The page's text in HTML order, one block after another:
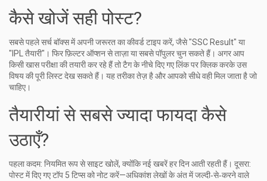
कैसे खोजें सही पोस्ट?
सबसे पहले सर्च बॉक्स में अपनी जरूरत का कीवर्ड टाइप करें, जैसे "SSC Result" या
"IPL तैयारी"। फिर फ़िल्टर ऑप्शन से ताज़ा या सबसे पॉपुलर चुन सकते हैं। अगर आप
किसी खास परीक्षा की तयारी कर रहे हैं तो टैग के नीचे दिए गए लिंक पर क्लिक करके उस
विषय की पूरी लिस्ट देख सकते हैं। यह तरीका तेज़ है और आपको सीधे वही मिल जाता है जो
चाहिए।
तैयारीयां से सबसे ज्यादा फायदा कैसे
उठाएँ?
पहला कदम: नियमित रूप से साइट खोलें, क्योंकि नई खबरें हर दिन आती रहती हैं। दूसरा:
पोस्ट में दिए गए टॉप 5 टिप्स को नोट करें—अधिकांश लेखों के अंत में जल्दी‑से‑करने वाले